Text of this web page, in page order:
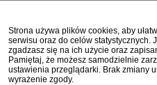
Strona używa plików cookies, aby
serwisu oraz do celów statystycznych.
zgadzasz się na ich użycie oraz
Pamiętaj, że możesz samodzielnie
ustawienia przeglądarki. Brak zmiany
wyrażenie zgody.